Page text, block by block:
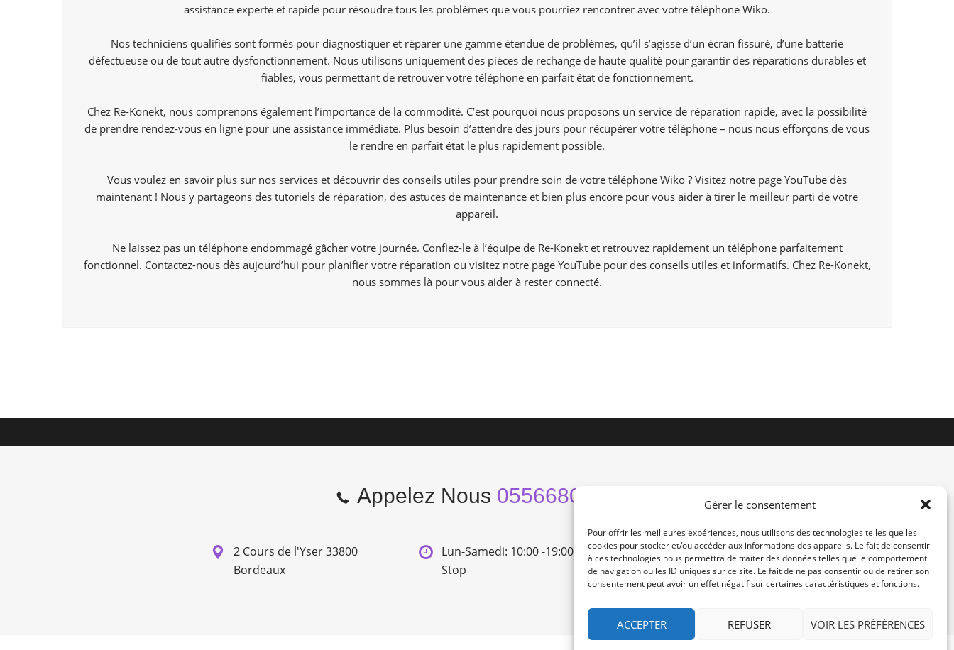
Gérer le consentement
Pour offrir les meilleures expériences, nous utilisons des technologies telles que les
cookies pour stocker et/ou accéder aux informations des appareils. Le fait de consentir
à ces technologies nous permettra de traiter des données telles que le comportement
de navigation ou les ID uniques sur ce site. Le fait de ne pas consentir ou de retirer son
consentement peut avoir un effet négatif sur certaines caractéristiques et fonctions.
ACCEPTER REFUSER VOIR LES PRÉFÉRENCES
assistance experte et rapide pour résoudre tous les problèmes que vous pourriez rencontrer avec votre téléphone Wiko.
Nos techniciens qualifiés sont formés pour diagnostiquer et réparer une gamme étendue de problèmes, qu’il s’agisse d’un écran fissuré, d’une batterie
défectueuse ou de tout autre dysfonctionnement. Nous utilisons uniquement des pièces de rechange de haute qualité pour garantir des réparations durables et
fiables, vous permettant de retrouver votre téléphone en parfait état de fonctionnement.
Chez Re-Konekt, nous comprenons également l’importance de la commodité. C’est pourquoi nous proposons un service de réparation rapide, avec la possibilité
de prendre rendez-vous en ligne pour une assistance immédiate. Plus besoin d’attendre des jours pour récupérer votre téléphone – nous nous efforçons de vous
le rendre en parfait état le plus rapidement possible.
Vous voulez en savoir plus sur nos services et découvrir des conseils utiles pour prendre soin de votre téléphone Wiko ? Visitez notre page YouTube dès
maintenant ! Nous y partageons des tutoriels de réparation, des astuces de maintenance et bien plus encore pour vous aider à tirer le meilleur parti de votre
appareil.
Ne laissez pas un téléphone endommagé gâcher votre journée. Confiez-le à l’équipe de Re-Konekt et retrouvez rapidement un téléphone parfaitement
fonctionnel. Contactez-nous dès aujourd’hui pour planifier votre réparation ou visitez notre page YouTube pour des conseils utiles et informatifs. Chez Re-Konekt,
nous sommes là pour vous aider à rester connecté.
Appelez Nous 0556680966
2 Cours de l'Yser 33800
Bordeaux
Lun-Samedi: 10:00 -19:00 Non
Stop
contact@re-konekt.fr
/
/